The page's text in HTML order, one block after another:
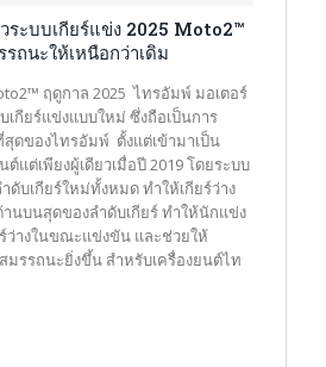
ะบบเกียร์แข่ง 2025 Moto2™
ถนะให้เหนือกว่าเดิม
ฤดูกาล 2025 ไทรอัมพ์ มอเตอร์
เกียร์แข่งแบบใหม่ ซึ่งถือเป็นการ
ดของไทรอัมพ์ ตั้งแต่เข้ามาเป็น
แต่เพียงผู้เดียวเมื่อปี 2019 โดยระบบ
ดับเกียร์ใหม่ทั้งหมด ทำให้เกียร์ว่าง
นบนสุดของลำดับเกียร์ ทำให้นักแข่ง
ว่างในขณะแข่งขัน และช่วยให้
มรรถนะยิ่งขึ้น สำหรับเครื่องยนต์ไท